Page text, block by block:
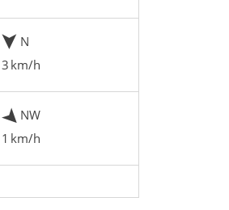
N
3 km/h
NW
1 km/h